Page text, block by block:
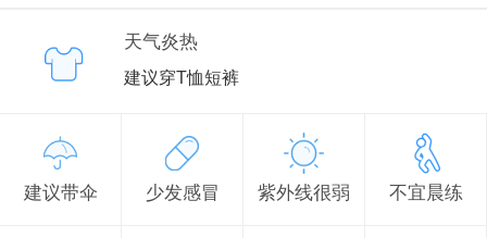
天气炎热
建议穿T恤短裤
建议带伞 少发感冒 紫外线很弱 不宜晨练